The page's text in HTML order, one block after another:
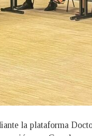
la plataforma